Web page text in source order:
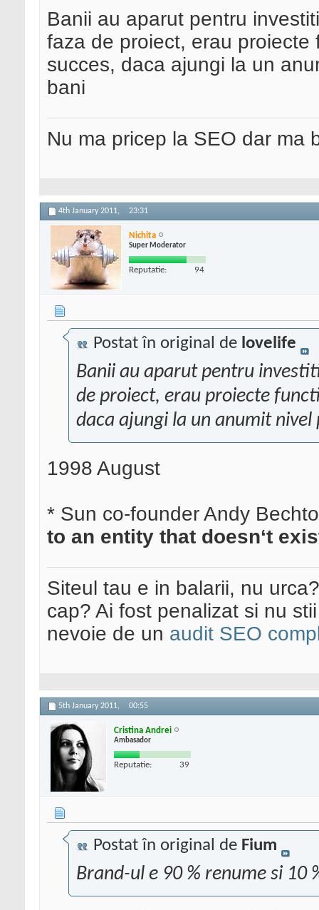
Banii au aparut pentru
faza de proiect, erau
succes, daca ajungi la un
bani
Nu ma pricep la SEO dar ma
4th January 2011, 23:31
Nichita
Super Moderator
Reputatie: 94
Postat în original de lovelife
Banii au aparut pentru
de proiect, erau proiecte
daca ajungi la un anumit
1998 August
* Sun co-founder Andy
to an entity that doesn‘t
Siteul tau e in balarii, nu
cap? Ai fost penalizat si nu
nevoie de un audit SEO
5th January 2011, 00:55
Cristina Andrei
Ambasador
Reputatie: 39
Postat în original de Fium
Brand-ul e 90 % renume si 10